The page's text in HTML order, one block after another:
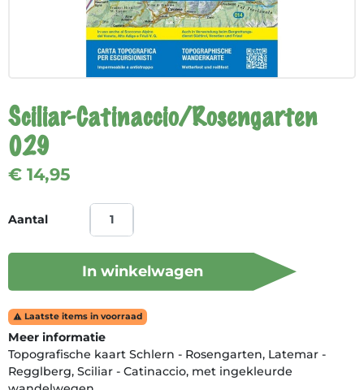
Sciliar-Catinaccio/Rosengarten
029
€ 14,95
Aantal
In winkelwagen
 Laatste items in voorraad
Meer informatie
Topografische kaart Schlern - Rosengarten, Latemar -
Regglberg, Sciliar - Catinaccio, met ingekleurde